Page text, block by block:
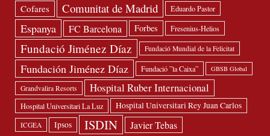
Cofares Comunitat de Madrid Eduardo Pastor
Espanya FC Barcelona Forbes Fresenius-Helios
Fundació Jiménez Díaz Fundació Mundial de la Felicitat
Fundación Jiménez Díaz Fundació ”la Caixa” GBSB Global
Grandvalira Resorts Hospital Ruber Internacional
Hospital Universitari La Luz Hospital Universitari Rey Juan Carlos
ICGEA Ipsos ISDIN Javier Tebas